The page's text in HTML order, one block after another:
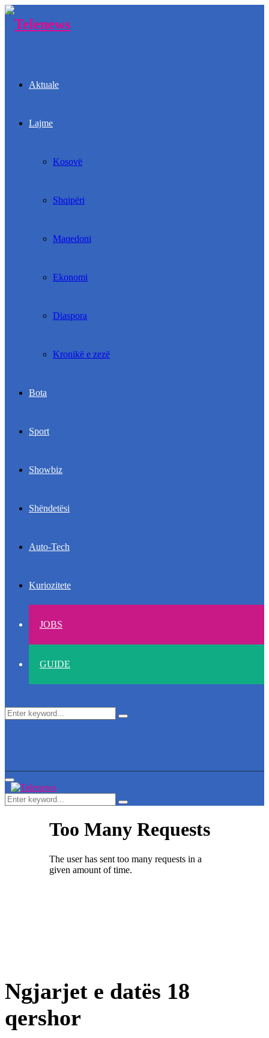
Aktuale
Lajme
Kosovë
Shqipëri
Maqedoni
Ekonomi
Diaspora
Kronikë e zezë
Bota
Sport
Showbiz
Shëndetësi
Auto-Tech
Kuriozitete
JOBS
GUIDE
Search
Search
Primary
Menu
Search
for:
Search
Ngjarjet e datës 18
qershor